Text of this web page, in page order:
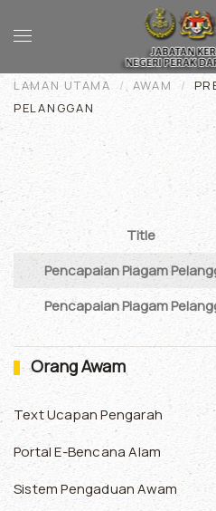
Skip to main content
LAMAN UTAMA AWAM
PELANGGAN
Articles
Title
Pencapaian Piagam
Pencapaian Piagam
Orang Awam
Text Ucapan Pengarah
Portal E-Bencana Alam
Sistem Pengaduan Awam